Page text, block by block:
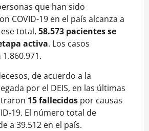
que han sido
COVID-19 en el país alcanza a
total, 58.573 pacientes se
activa. Los casos
de acuerdo a la
por el DEIS, en las últimas
15 fallecidos por causas
19. El número total de
a 39.512 en el país.